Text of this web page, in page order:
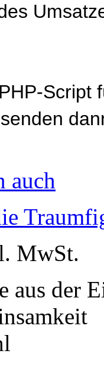
Script
auch
MwSt.